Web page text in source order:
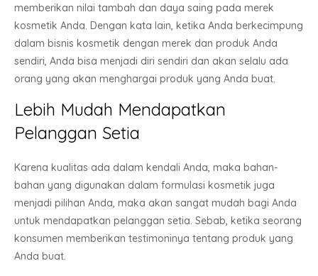
memberikan nilai tambah dan daya saing pada merek
kosmetik Anda. Dengan kata lain, ketika Anda berkecimpung
dalam bisnis kosmetik dengan merek dan produk Anda
sendiri, Anda bisa menjadi diri sendiri dan akan selalu ada
orang yang akan menghargai produk yang Anda buat.
Lebih Mudah Mendapatkan
Pelanggan Setia
Karena kualitas ada dalam kendali Anda, maka bahan-
bahan yang digunakan dalam formulasi kosmetik juga
menjadi pilihan Anda, maka akan sangat mudah bagi Anda
untuk mendapatkan pelanggan setia. Sebab, ketika seorang
konsumen memberikan testimoninya tentang produk yang
Anda buat.